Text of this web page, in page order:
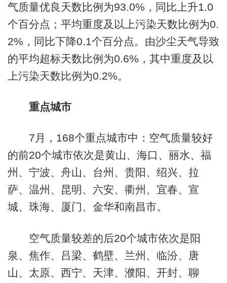
气质量优良天数比例为93.0%，同比上升1.0
个百分点；平均重度及以上污染天数比例为0.
2%，同比下降0.1个百分点。由沙尘天气导致
的平均超标天数比例为0.6%，其中重度及以
上污染天数比例为0.2%。
重点城市
7月，168个重点城市中：空气质量较好
的前20个城市依次是黄山、海口、丽水、福
州、宁波、舟山、台州、贵阳、绍兴、拉
萨、温州、昆明、六安、衢州、宜春、宣
城、珠海、厦门、金华和南昌市。
空气质量较差的后20个城市依次是阳
泉、焦作、吕梁、鹤壁、兰州、临汾、唐
山、太原、西宁、天津、濮阳、开封、聊